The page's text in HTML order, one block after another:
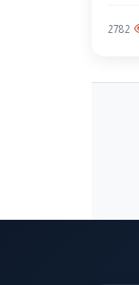
2782